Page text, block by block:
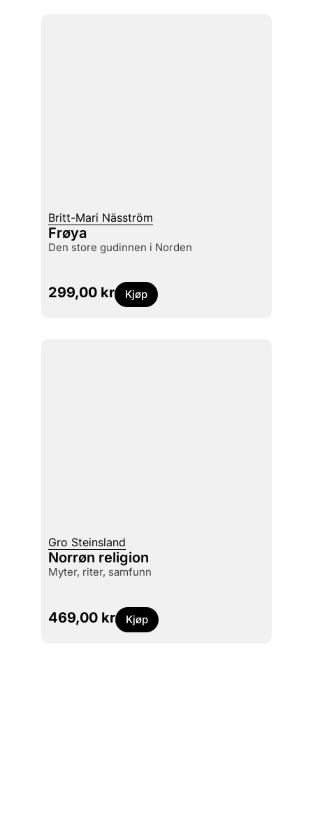
Britt-Mari Näsström
Frøya
den store gudinnen i Norden
299,00 kr Kjøp
Gro Steinsland
Norrøn religion
myter, riter, samfunn
469,00 kr Kjøp